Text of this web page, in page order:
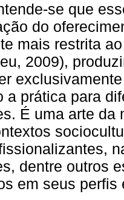
se que
do
mais restrita
2009),
a prática para
É uma arte
dentre outros
em seus perfis